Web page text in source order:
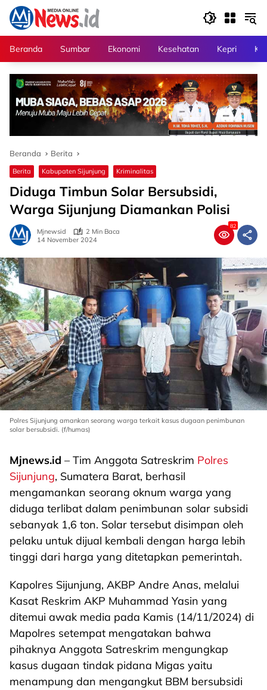
Langsung
konten
Beranda
Sumbar Ekonomi Kesehatan Kepri
Beranda Berita
Berita Kabupaten Sijunjung Kriminalitas
Diduga Timbun Solar Bersubsidi,
Warga Sijunjung Diamankan Polisi
Mjnewsid
2 Min Baca
14 November 2024
82
Polres Sijunjung amankan seorang warga terkait kasus dugaan penimbunan
solar bersubsidi. (f/humas)
Mjnews.id – Tim Anggota Satreskrim Polres
Sijunjung, Sumatera Barat, berhasil
mengamankan seorang oknum warga yang
diduga terlibat dalam penimbunan solar subsidi
sebanyak 1,6 ton. Solar tersebut disimpan oleh
pelaku untuk dijual kembali dengan harga lebih
tinggi dari harga yang ditetapkan pemerintah.
Kapolres Sijunjung, AKBP Andre Anas, melalui
Kasat Reskrim AKP Muhammad Yasin yang
ditemui awak media pada Kamis (14/11/2024) di
Mapolres setempat mengatakan bahwa
pihaknya Anggota Satreskrim mengungkap
kasus dugaan tindak pidana Migas yaitu
menampung dan mengangkut BBM bersubsidi